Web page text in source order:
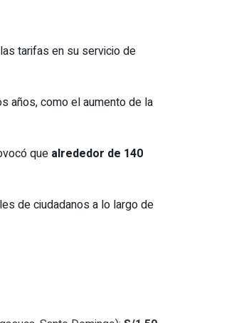
tarifas en su servicio de
años, como el aumento de la
que alrededor de 140
de ciudadanos a lo largo de